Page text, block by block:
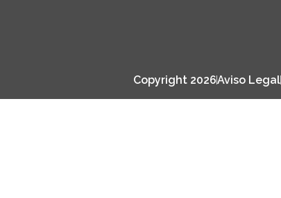
Copyright 2026Aviso Legal